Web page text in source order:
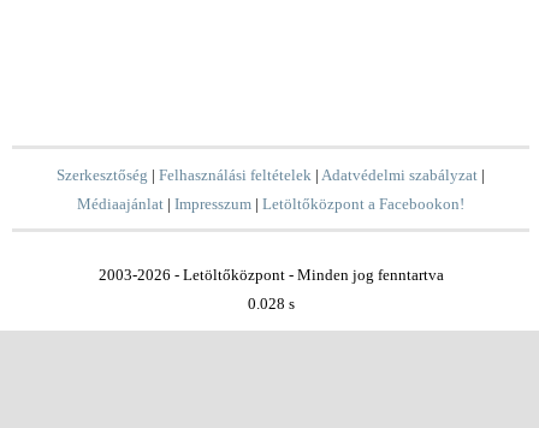
Szerkesztőség |Felhasználási feltételek |Adatvédelmi szabályzat |
Médiaajánlat |Impresszum |Letöltőközpont a Facebookon!
2003-2026 - Letöltőközpont - Minden jog fenntartva
0.028 s